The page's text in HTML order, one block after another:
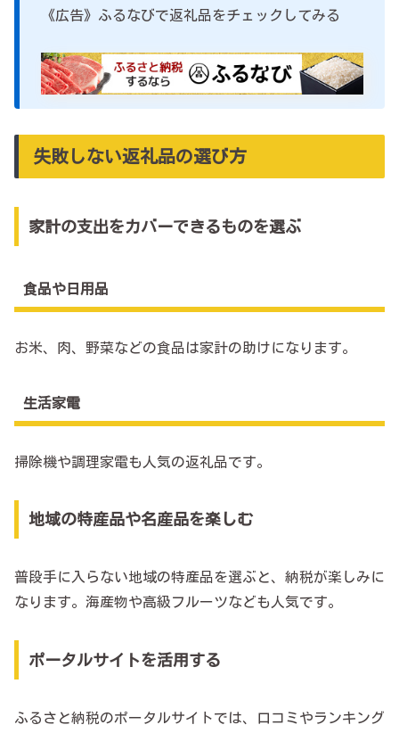
《広告》ふるなびで返礼品をチェックしてみる
失敗しない返礼品の選び方
家計の支出をカバーできるものを選ぶ
食品や日用品
お米、肉、野菜などの食品は家計の助けになります。
生活家電
掃除機や調理家電も人気の返礼品です。
地域の特産品や名産品を楽しむ
普段手に入らない地域の特産品を選ぶと、納税が楽しみに
なります。海産物や高級フルーツなども人気です。
ポータルサイトを活用する
ふるさと納税のポータルサイトでは、口コミやランキング